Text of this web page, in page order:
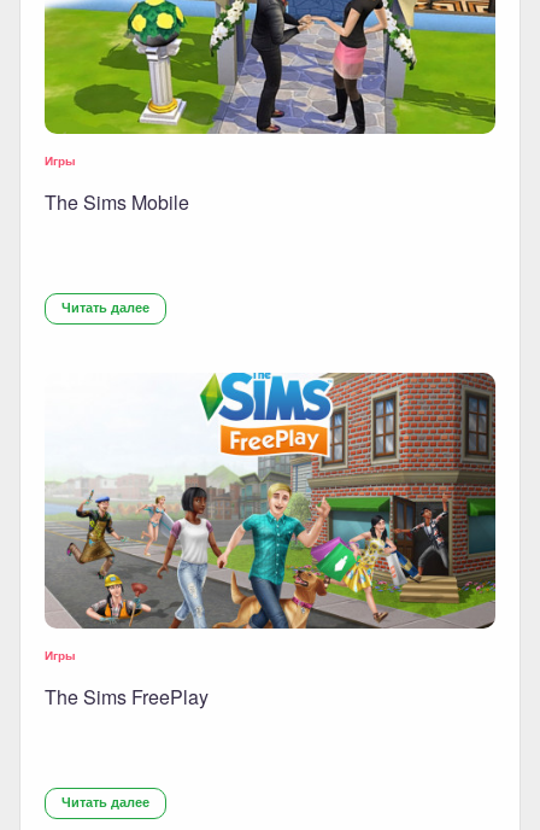
Игры
The Sims Mobile
Читать далее
Игры
The Sims FreePlay
Читать далее